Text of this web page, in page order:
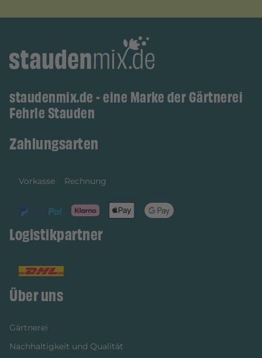
staudenmix.de - eine Marke der Gärtnerei
Fehrle Stauden
Zahlungsarten
Vorkasse Rechnung
Logistikpartner
Über uns
Gärtnerei
Nachhaltigkeit und Qualität